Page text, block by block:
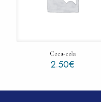
Coca-cola
2.50€